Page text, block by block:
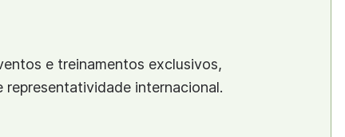
e treinamentos exclusivos,
representatividade internacional.